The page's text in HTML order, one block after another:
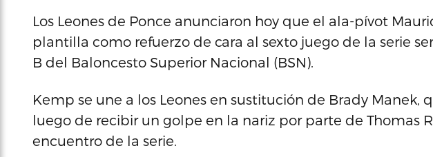
Los Leones de Ponce anunciaron hoy que el ala-pívot
plantilla como refuerzo de cara al sexto juego de la serie
B del Baloncesto Superior Nacional (BSN).
Kemp se une a los Leones en sustitución de Brady Manek,
luego de recibir un golpe en la nariz por parte de Thomas
encuentro de la serie.